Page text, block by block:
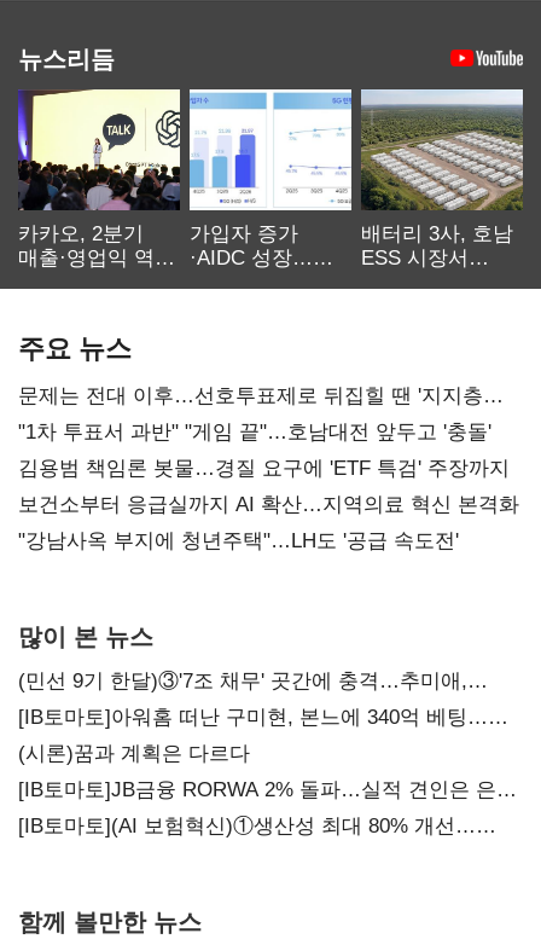
뉴스리듬
카카오, 2분기
매출·영업익 역대
가입자 증가
·AIDC 성장…
배터리 3사, 호남
ESS 시장서
주요 뉴스
문제는 전대 이후…선호투표제로 뒤집힐 땐 '지지층
불복'
"1차 투표서 과반" "게임 끝"…호남대전 앞두고 '충돌'
김용범 책임론 봇물…경질 요구에 'ETF 특검' 주장까지
보건소부터 응급실까지 AI 확산…지역의료 혁신 본격화
"강남사옥 부지에 청년주택"…LH도 '공급 속도전'
많이 본 뉴스
(민선 9기 한달)③'7조 채무' 곳간에 충격…추미애,
20년만에 '비상재정' 선언 승부수
[IB토마토]아워홈 떠난 구미현, 본느에 340억 베팅…
가족 지배체제 구축
(시론)꿈과 계획은 다르다
[IB토마토]JB금융 RORWA 2% 돌파…실적 견인은 은행
아닌 캐피탈
[IB토마토](AI 보험혁신)①생산성 최대 80% 개선…
함께 볼만한 뉴스